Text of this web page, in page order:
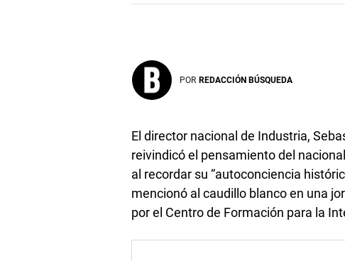
POR REDACCIÓN BÚSQUEDA
El director nacional de Industria,
reivindicó el pensamiento del
al recordar su “autoconciencia
mencionó al caudillo blanco en una
por el Centro de Formación para la